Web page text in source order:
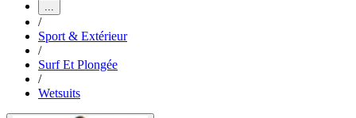
...
/
Sport & Extérieur
/
Surf Et Plongée
/
Wetsuits